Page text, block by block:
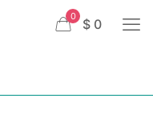
0 $ 0